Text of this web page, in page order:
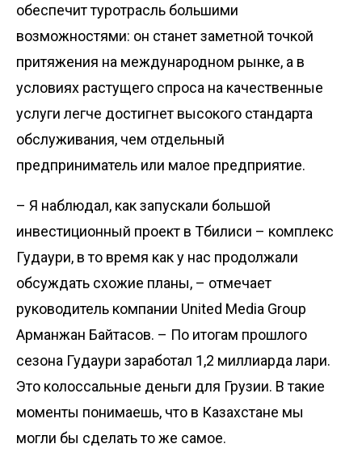
обеспечит тур­отрасль большими
возможностями: он станет заметной точкой
притяжения на международном рынке, а в
условиях растущего спроса на качественные
услуги легче достигнет высокого стандарта
обслуживания, чем отдельный
предприниматель или малое предприятие.
– Я наблюдал, как запускали большой
инвестиционный проект в Тбилиси – комплекс
Гудаури, в то время как у нас продолжали
обсуждать схожие планы, – отмечает
руководитель компании United Media Group
Арманжан Байтасов. – По итогам прошлого
сезона Гудаури заработал 1,2 миллиарда лари.
Это колоссальные деньги для Грузии. В такие
моменты понимаешь, что в Казахстане мы
могли бы сделать то же самое.